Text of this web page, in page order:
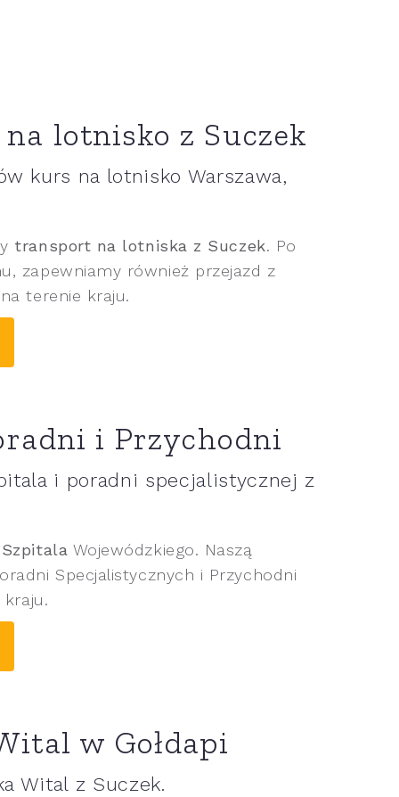
lotnisko z Suczek
kurs na lotnisko Warszawa,
transport na lotniska z Suczek. Po
zapewniamy również przejazd z
terenie kraju.
i Przychodni
i poradni specjalistycznej z
Wojewódzkiego. Naszą
Specjalistycznych i Przychodni
kraju.
w Gołdapi
Wital z Suczek.